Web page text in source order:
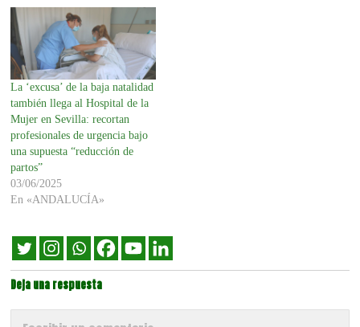
La ‘excusa’ de la baja natalidad
también llega al Hospital de la
Mujer en Sevilla: recortan
profesionales de urgencia bajo
una supuesta “reducción de
partos”
03/06/2025
En «ANDALUCÍA»
Deja una respuesta